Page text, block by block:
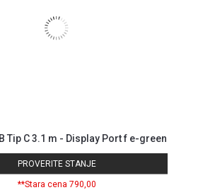
Tip C 3.1 m - Display Port f e-green
PROVERITE STANJE
**Stara cena 790,00